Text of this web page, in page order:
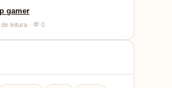
gamer
leitura · 💬 0